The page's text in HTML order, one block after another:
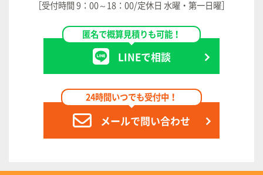
［受付時間 9：00～18：00/定休日 水曜・第一日曜］
匿名で概算見積りも可能！
LINEで相談
24時間いつでも受付中！
メールで問い合わせ